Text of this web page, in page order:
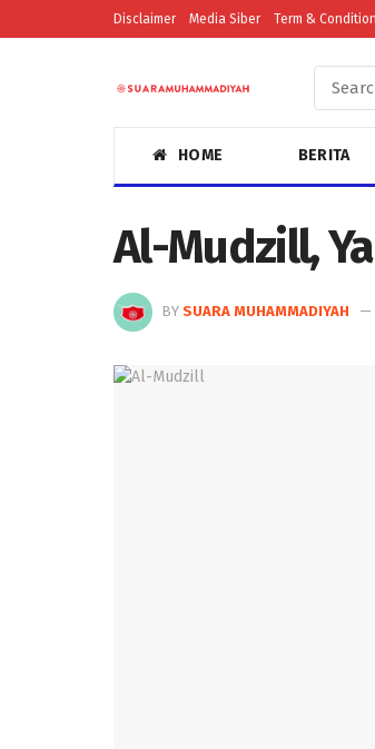
Disclaimer Media Siber Term & Condition
HOME BERITA
Al-Mudzill,
BY SUARA MUHAMMADIYAH